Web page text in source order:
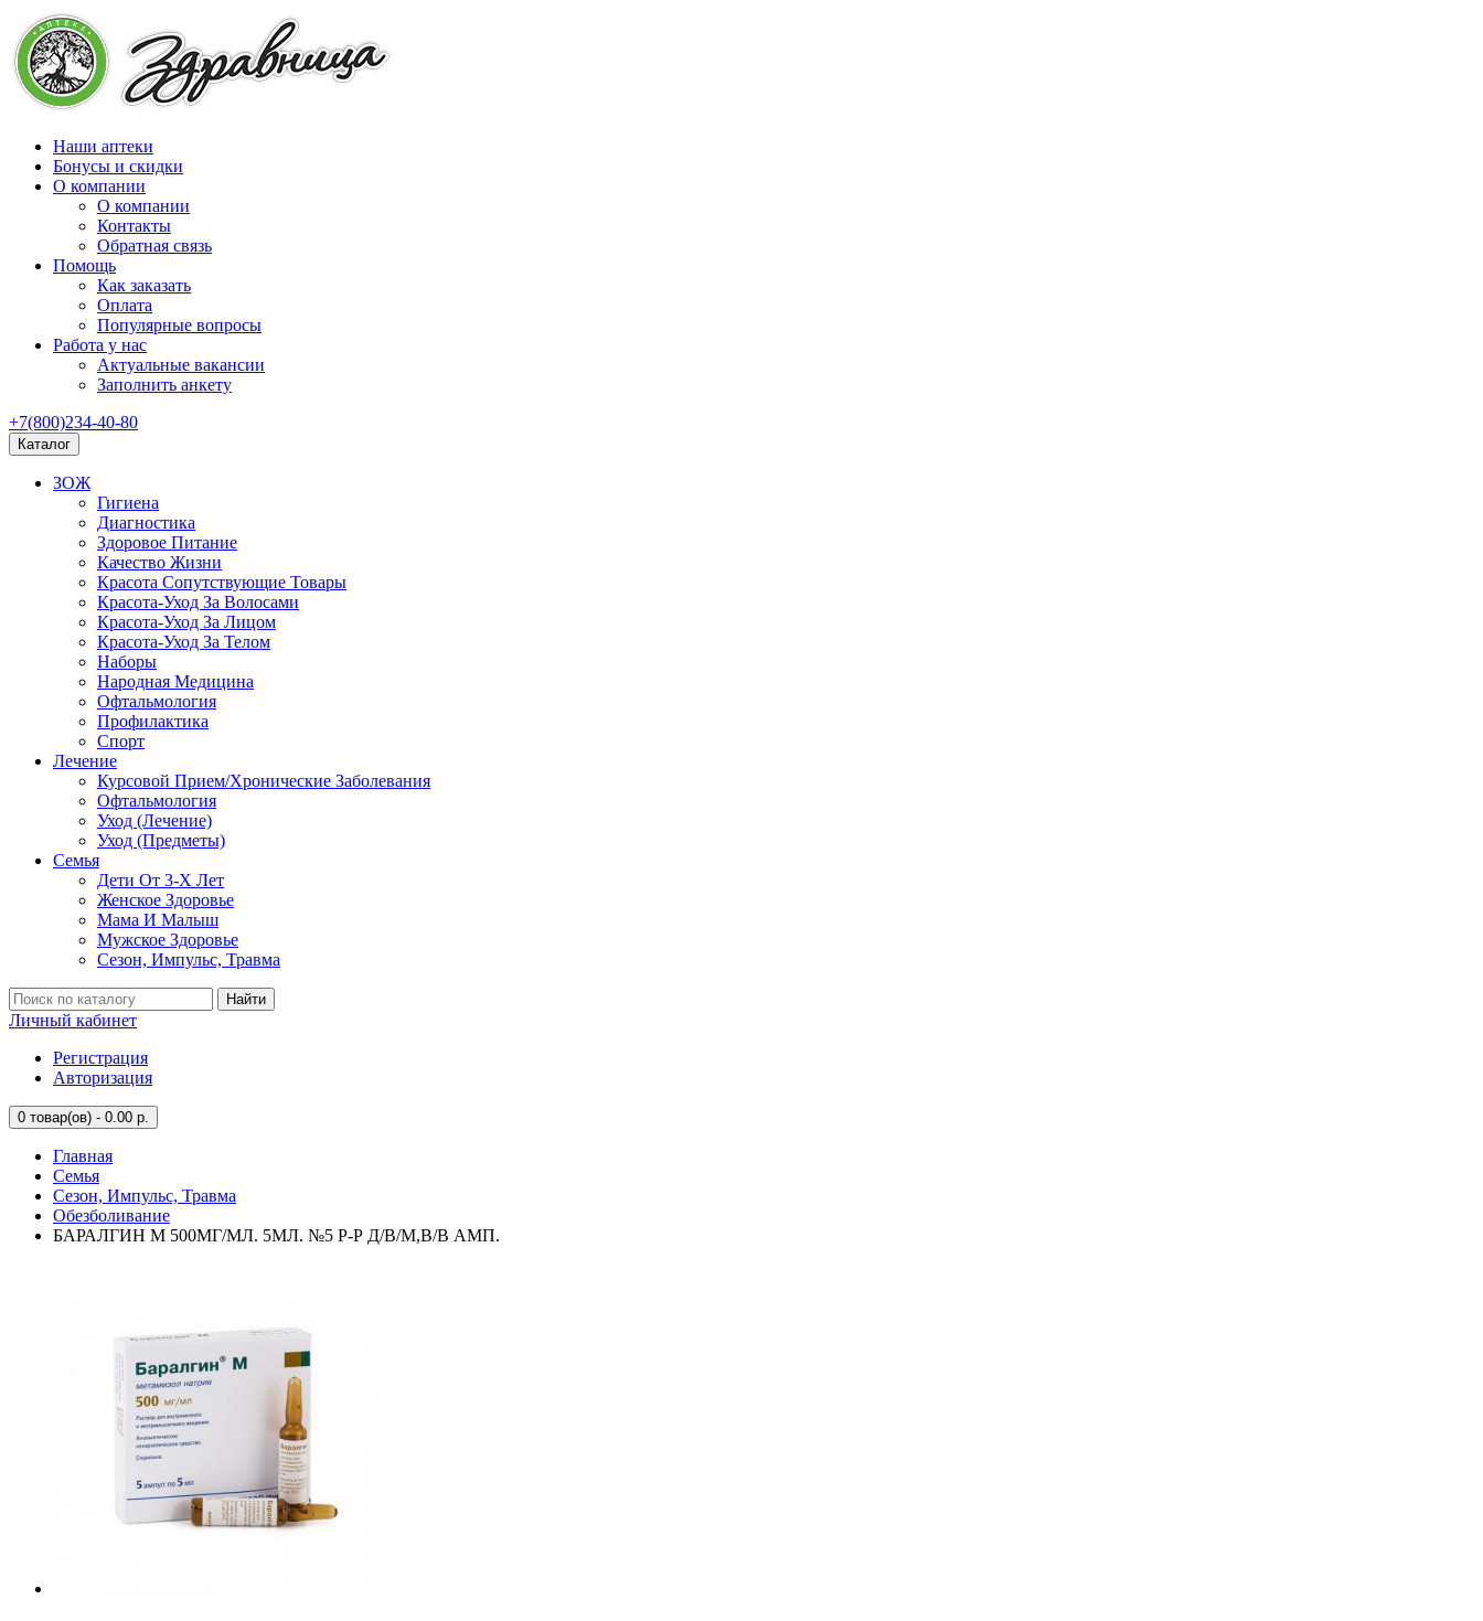
Наши аптеки
Бонусы и скидки
О компании
О компании
Контакты
Обратная связь
Помощь
Как заказать
Оплата
Популярные вопросы
Работа у нас
Актуальные вакансии
Заполнить анкету
+7(800)234-40-80
Каталог
ЗОЖ
Гигиена
Диагностика
Здоровое Питание
Качество Жизни
Красота Сопутствующие Товары
Красота-Уход За Волосами
Красота-Уход За Лицом
Красота-Уход За Телом
Наборы
Народная Медицина
Офтальмология
Профилактика
Спорт
Лечение
Курсовой Прием/Хронические Заболевания
Офтальмология
Уход (Лечение)
Уход (Предметы)
Семья
Дети От 3-Х Лет
Женское Здоровье
Мама И Малыш
Мужское Здоровье
Сезон, Импульс, Травма
Найти
Личный кабинет
Регистрация
Авторизация
0 товар(ов) - 0.00 р.
Главная
Семья
Сезон, Импульс, Травма
Обезболивание
БАРАЛГИН М 500МГ/МЛ. 5МЛ. №5 Р-Р Д/В/М,В/В АМП.